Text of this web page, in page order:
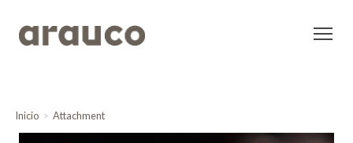
Inicio Attachment